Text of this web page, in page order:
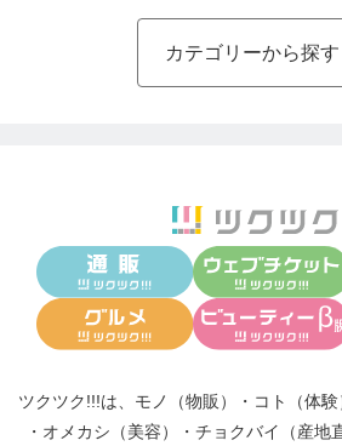
カテゴリーから探す
ツクツク!!!は、 モノ（物販） ・ コト（体験
・ オメカシ（美容） ・ チョクバイ（産地